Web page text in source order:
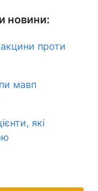
новини:
проти
мавп
які